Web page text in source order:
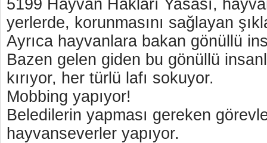
5199 Hayvan Hakları Yasası,
yerlerde, korunmasını sağlayan
Ayrıca hayvanlara bakan gönüllü
Bazen gelen giden bu gönüllü
kırıyor, her türlü lafı sokuyor.
Mobbing yapıyor!
Beledilerin yapması gereken
hayvanseverler yapıyor.